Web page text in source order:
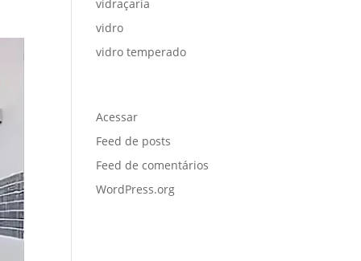
vidraçaria
vidro
vidro temperado
Acessar
Feed de posts
Feed de comentários
WordPress.org